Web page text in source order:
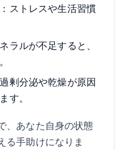
ストレスや生活習慣
ラルが不足すると、
剰分泌や乾燥が原因
す。
、あなた自身の状態
る手助けになりま